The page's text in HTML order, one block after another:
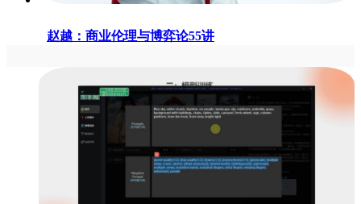
赵越：商业伦理与博弈论55讲